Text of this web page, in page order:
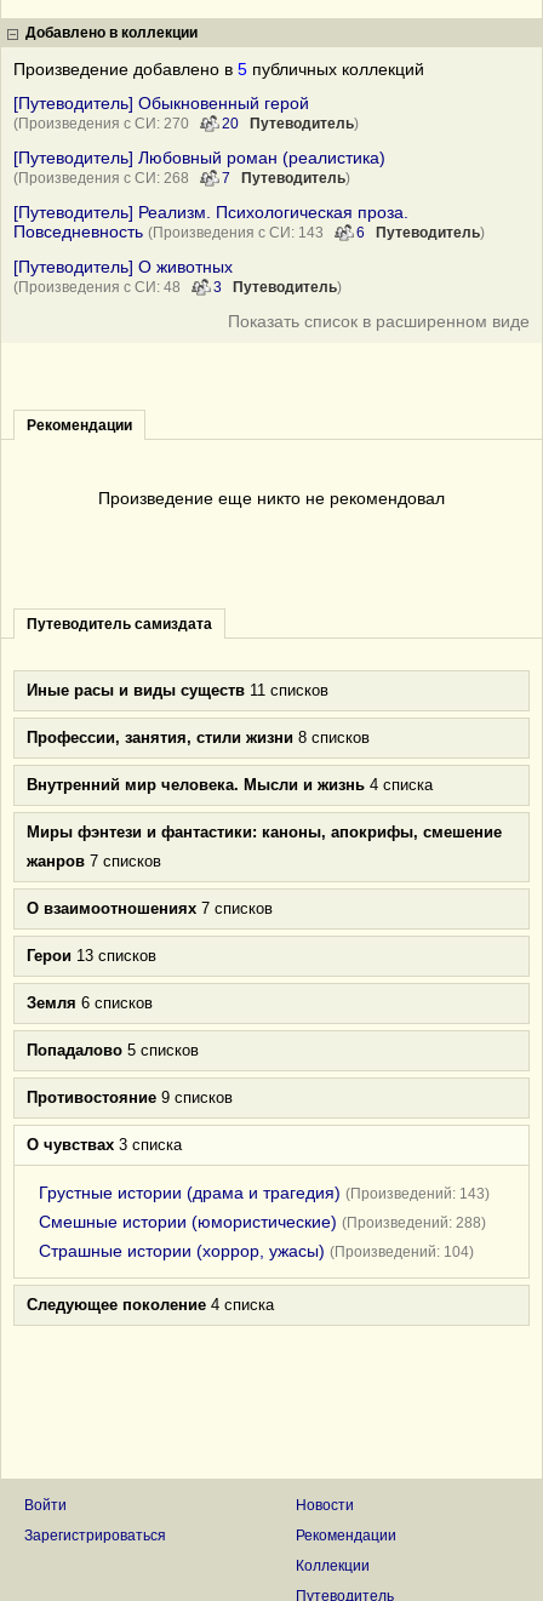
Добавлено в коллекции
Произведение добавлено в 5 публичных коллекций
[Путеводитель] Обыкновенный герой
(Произведения с СИ: 270 20 Путеводитель)
[Путеводитель] Любовный роман (реалистика)
(Произведения с СИ: 268 7 Путеводитель)
[Путеводитель] Реализм. Психологическая проза.
Повседневность (Произведения с СИ: 143 6 Путеводитель)
[Путеводитель] О животных
(Произведения с СИ: 48 3 Путеводитель)
Показать список в расширенном виде
Рекомендации
Произведение еще никто не рекомендовал
Путеводитель самиздата
Иные расы и виды существ 11 списков
Профессии, занятия, стили жизни 8 списков
Внутренний мир человека. Мысли и жизнь 4 списка
Миры фэнтези и фантастики: каноны, апокрифы, смешение
жанров 7 списков
О взаимоотношениях 7 списков
Герои 13 списков
Земля 6 списков
Попадалово 5 списков
Противостояние 9 списков
О чувствах 3 списка
Грустные истории (драма и трагедия) (Произведений: 143)
Смешные истории (юмористические) (Произведений: 288)
Страшные истории (хоррор, ужасы) (Произведений: 104)
Следующее поколение 4 списка
Войти
Зарегистрироваться
Новости
Рекомендации
Коллекции
Путеводитель